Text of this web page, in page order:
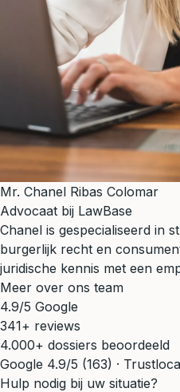
Mr. Chanel Ribas Colomar
Advocaat bij LawBase
Chanel is gespecialiseerd in
burgerlijk recht en
juridische kennis met een
Meer over ons team
4.9/5 Google
341+ reviews
4.000+ dossiers beoordeeld
Google 4.9/5 (163) ·
Hulp nodig bij uw situatie?